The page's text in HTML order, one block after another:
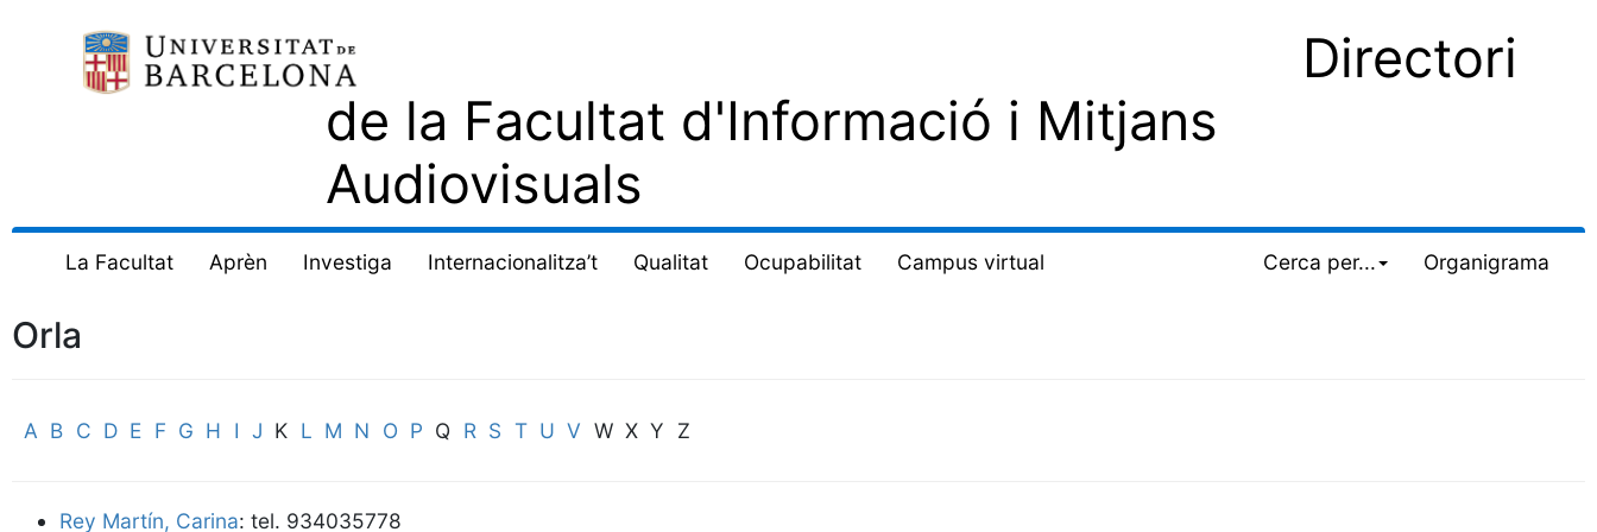
Directori
de la Facultat d'Informació i Mitjans
Audiovisuals
La Facultat Aprèn Investiga Internacionalitza’t Qualitat Ocupabilitat Campus virtual Cerca per... Organigrama
Orla
A B C D E F G H I J K L M N O P Q R S T U V W X Y Z
Rey Martín, Carina: tel. 934035778